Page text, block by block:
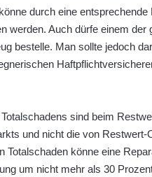
durch eine
werden. Auch dürfe einem
bestelle. Man sollte jedoch
sind beim
und nicht die von
Totalschaden könne eine
um nicht mehr als 30